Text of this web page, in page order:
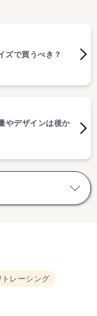
ズで買うべき？
やデザインは後か
レーシング